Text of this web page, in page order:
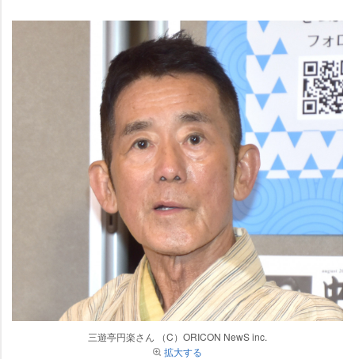
三遊亭円楽さん （C）ORICON NewS inc.
拡大する